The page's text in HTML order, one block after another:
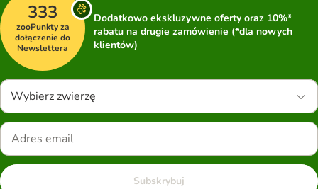
333
zooPunkty za
dołączenie do
Newslettera
Dodatkowo ekskluzywne oferty oraz 10%*
rabatu na drugie zamówienie (*dla nowych
klientów)
Wybierz zwierzę
Subskrybuj